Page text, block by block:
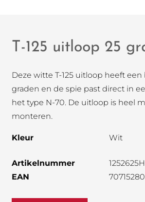
T-125 uitloop 25
Deze witte T-125 uitloop heeft een
graden en de spie past direct in
het type N-70. De uitloop is heel
monteren.
Kleur Wit
Artikelnummer
1252625H
EAN